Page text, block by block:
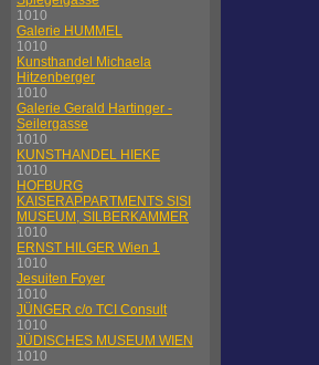
1010
Galerie HUMMEL
1010
Kunsthandel Michaela
Hitzenberger
1010
Galerie Gerald Hartinger -
Seilergasse
1010
KUNSTHANDEL HIEKE
1010
HOFBURG
KAISERAPPARTMENTS SISI
MUSEUM, SILBERKAMMER
1010
ERNST HILGER Wien 1
1010
Jesuiten Foyer
1010
JÜNGER c/o TCI Consult
1010
JÜDISCHES MUSEUM WIEN
1010